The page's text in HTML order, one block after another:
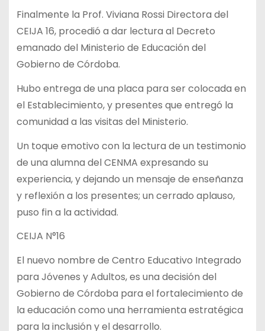
Finalmente la Prof. Viviana Rossi Directora del
CEIJA 16, procedió a dar lectura al Decreto
emanado del Ministerio de Educación del
Gobierno de Córdoba.
Hubo entrega de una placa para ser colocada en
el Establecimiento, y presentes que entregó la
comunidad a las visitas del Ministerio.
Un toque emotivo con la lectura de un testimonio
de una alumna del CENMA expresando su
experiencia, y dejando un mensaje de enseñanza
y reflexión a los presentes; un cerrado aplauso,
puso fin a la actividad.
CEIJA N°16
El nuevo nombre de Centro Educativo Integrado
para Jóvenes y Adultos, es una decisión del
Gobierno de Córdoba para el fortalecimiento de
la educación como una herramienta estratégica
para la inclusión y el desarrollo.